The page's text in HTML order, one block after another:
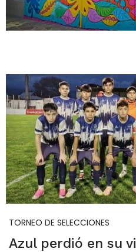
TORNEO DE SELECCIONES
Azul perdió en su